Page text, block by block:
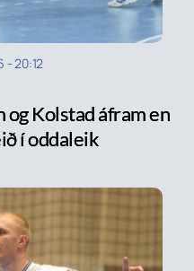
-20:12
Kolstad áfram en
í oddaleik